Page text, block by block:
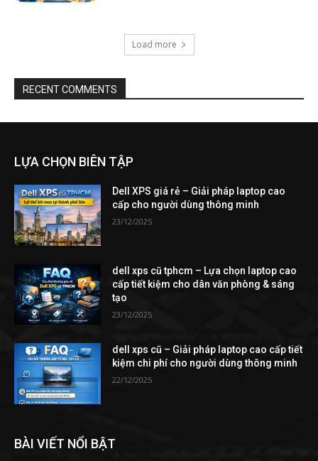
Load more
RECENT COMMENTS
LỰA CHỌN BIÊN TẬP
Dell XPS giá rẻ – Giải pháp laptop cao
cấp cho người dùng thông minh
23/12/2025
dell xps cũ tphcm – Lựa chọn laptop cao
cấp tiết kiệm cho dân văn phòng & sáng
tạo
23/12/2025
dell xps cũ – Giải pháp laptop cao cấp tiết
kiệm chi phí cho người dùng thông minh
22/12/2025
BÀI VIẾT NỔI BẬT